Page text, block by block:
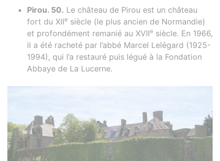
Pirou. 50. Le château de Pirou est un château
fort du XIIe siècle (le plus ancien de Normandie)
et profondément remanié au XVIIe siècle. En 1966,
il a été racheté par l’abbé Marcel Lelégard (1925-
1994), qui l’a restauré puis légué à la Fondation
Abbaye de La Lucerne.